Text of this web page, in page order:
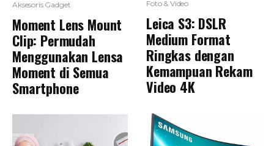
Aksesoris Gadget
Moment Lens Mount
Clip: Permudah
Menggunakan Lensa
Moment di Semua
Smartphone
Foto & Video
Leica S3: DSLR
Medium Format
Ringkas dengan
Kemampuan Rekam
Video 4K